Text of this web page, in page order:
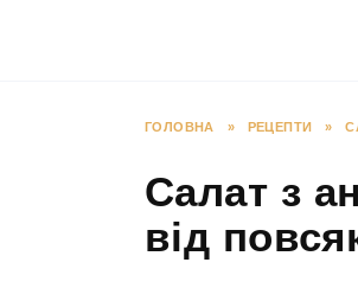
ГОЛОВНА » РЕЦЕПТИ »
Салат з
від